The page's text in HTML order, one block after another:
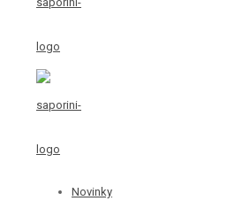
Novinky